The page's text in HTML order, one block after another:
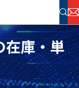
検索
在庫・単